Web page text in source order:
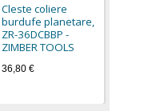
Cleste coliere
burdufe planetare,
ZR-36DCBBP -
ZIMBER TOOLS
36,80 €